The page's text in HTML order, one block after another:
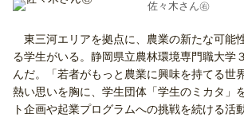
佐々木さん㊨
東三河エリアを拠点に、農業の新たな可能
る学生がいる。静岡県立農林環境専門職大学
んだ。「若者がもっと農業に興味を持てる世
熱い思いを胸に、学生団体「学生のミカタ」
ト企画や起業プログラムへの挑戦を続ける活